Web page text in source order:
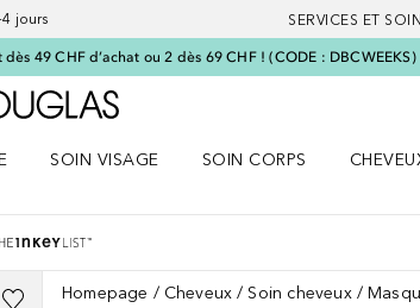
jours SERVICES ET
49 CHF d’achat ou 2 dès 69 CHF ! (CODE : DBCWEEKS)
Vers l'accueil Douglas
SOIN VISAGE
SOIN CORPS
Homepage Cheveux Soin cheveux